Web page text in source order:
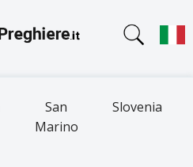
San
Marino
Slovenia